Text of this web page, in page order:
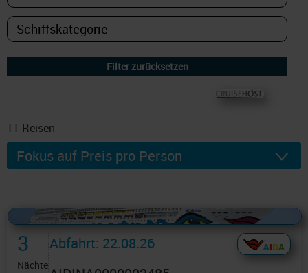
11 Reisen
Alles Bildmaterial von AIDAcruises ist ©AIDAcruises
3
Nächte
Abfahrt: 22.08.26